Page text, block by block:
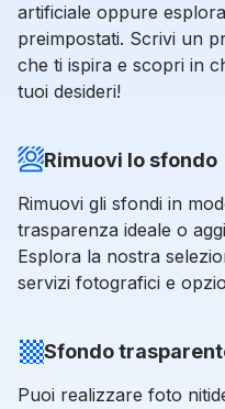
artificiale oppure
preimpostati. Scrivi un
che ti ispira e scopri in
tuoi desideri!
Rimuovi lo sfondo
Rimuovi gli sfondi in
trasparenza ideale o
Esplora la nostra
servizi fotografici e
Sfondo
Puoi realizzare foto